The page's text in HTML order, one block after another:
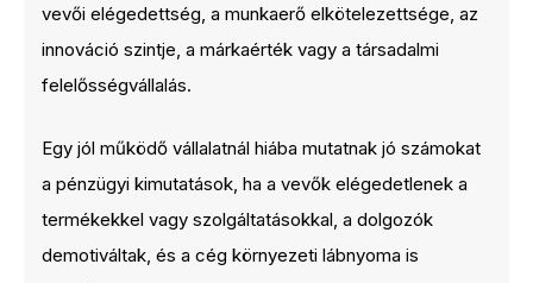
vevői elégedettség, a munkaerő elkötelezettsége, az
innováció szintje, a márkaérték vagy a társadalmi
felelősségvállalás.
Egy jól működő vállalatnál hiába mutatnak jó számokat
a pénzügyi kimutatások, ha a vevők elégedetlenek a
termékekkel vagy szolgáltatásokkal, a dolgozók
demotiváltak, és a cég környezeti lábnyoma is